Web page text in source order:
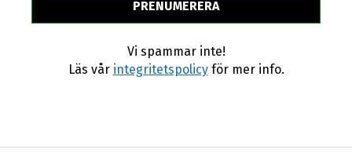
Vi spammar inte!
Läs vår integritetspolicyför mer info.